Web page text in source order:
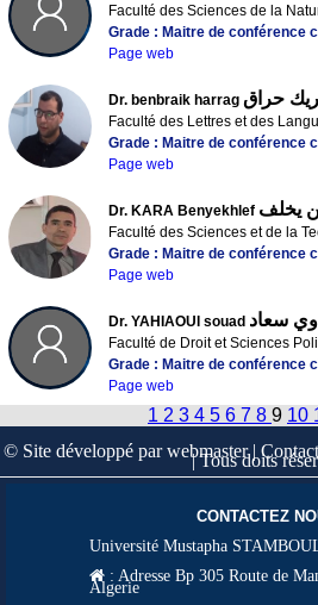
Faculté des Sciences de la
Grade : Maitre de conférence
Page web
Dr. benbraik harrag حراق
Faculté des Lettres et des
Grade : Maitre de conférence
Page web
Dr. KARA Benyekhlef يخلف
Faculté des Sciences et de la
Grade : Maitre de conférence
Page web
Dr. YAHIAOUI souad سعاد
Faculté de Droit et Sciences
Grade : Maitre de conférence
Page web
1 2 3 4 5 6 7 8 9 10
© Site développé par webmaster |
| Tous doits
CONTACTEZ
Université Mustapha
: Adresse Bp 305 Route de
Algerie